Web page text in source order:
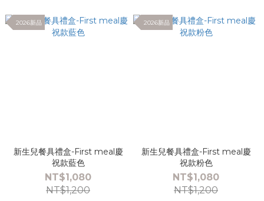
2026新品
新生兒餐具禮盒-First meal慶
祝款藍色
NT$1,080
NT$1,200
2026新品
新生兒餐具禮盒-First meal慶
祝款粉色
NT$1,080
NT$1,200